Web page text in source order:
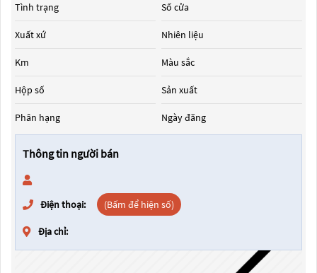
Tình trạng
Xuất xứ
Km
Hộp số
Phân hạng
Số cửa
Nhiên liệu
Màu sắc
Sản xuất
Ngày đăng
Thông tin người bán
Điện thoại: (Bấm để hiện số)
Địa chỉ: